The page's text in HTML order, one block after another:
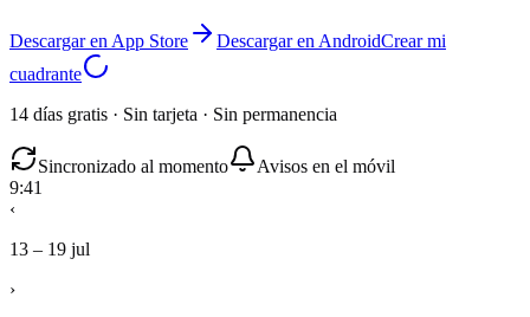
Descargar en App Store Descargar en AndroidCrear mi
cuadrante
14 días gratis · Sin tarjeta · Sin permanencia
Sincronizado al momento
Avisos en el móvil
9:41
‹
13 – 19 jul
›